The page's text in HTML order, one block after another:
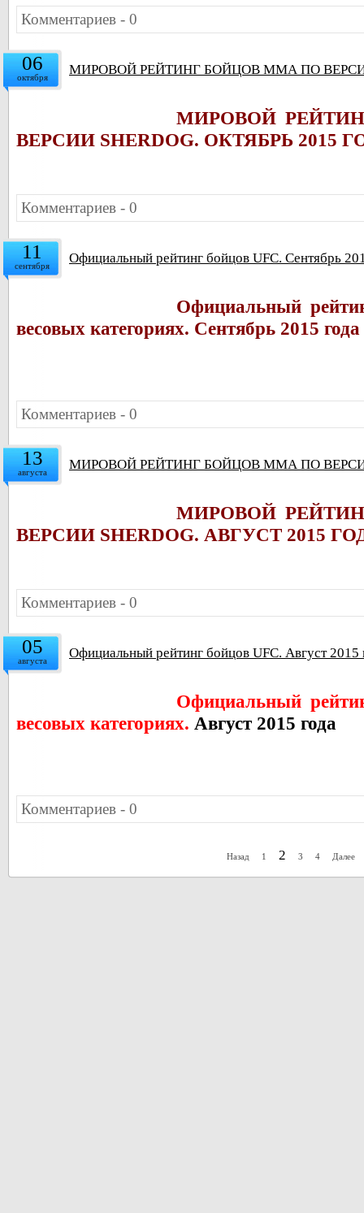
Комментариев - 0
06
октября МИРОВОЙ РЕЙТИНГ БОЙЦОВ ММА ПО ВЕРСИИ
МИРОВОЙ
ВЕРСИИ SHERDOG. ОКТЯБРЬ 2015
Комментариев - 0
11
сентября Официальный рейтинг бойцов UFC. Сентябрь
Официальный
весовых категориях. Сентябрь 2015 года
Комментариев - 0
13
августа МИРОВОЙ РЕЙТИНГ БОЙЦОВ ММА ПО ВЕРСИИ
МИРОВОЙ
ВЕРСИИ SHERDOG. АВГУСТ 2015
Комментариев - 0
05
августа Официальный рейтинг бойцов UFC. Август 2015
Официальный
весовых категориях. Август 2015 года
Комментариев - 0
Назад 1 2 3 4 Далее